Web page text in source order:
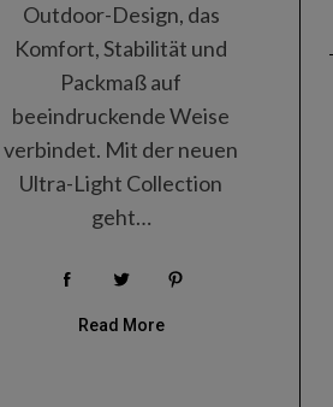
Outdoor-Design, das
Komfort, Stabilität und
Packmaß auf
beeindruckende Weise
verbindet. Mit der neuen
Ultra-Light Collection
geht…
Read More